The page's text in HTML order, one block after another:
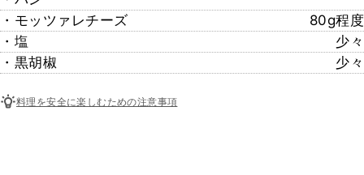
・モッツァレチーズ
80g程度
・塩
少々
・黒胡椒
少々
料理を安全に楽しむための注意事項